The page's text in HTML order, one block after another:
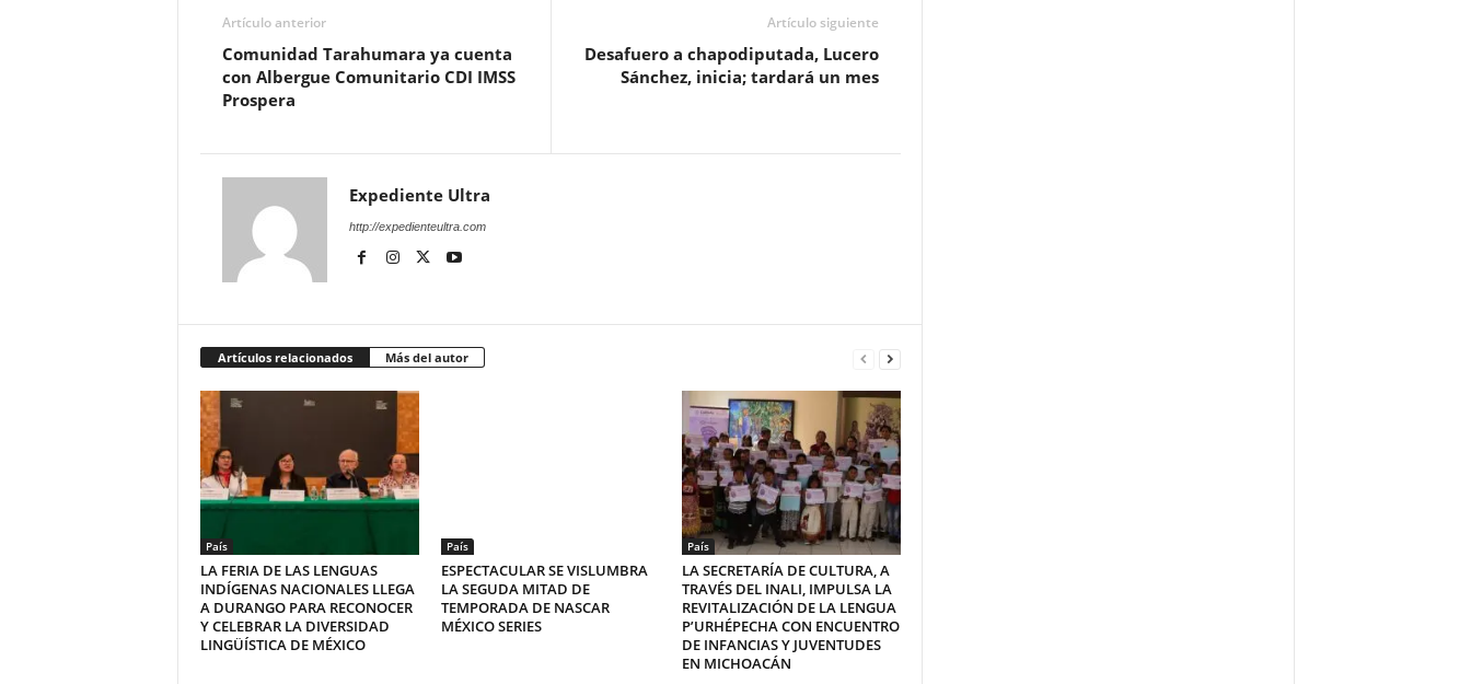
Artículo anterior
Comunidad Tarahumara ya cuenta
con Albergue Comunitario CDI IMSS
Prospera
Artículo siguiente
Desafuero a chapodiputada, Lucero
Sánchez, inicia; tardará un mes
Expediente Ultra
http://expedienteultra.com
Artículos relacionados Más del autor
País
LA FERIA DE LAS LENGUAS
INDÍGENAS NACIONALES LLEGA
A DURANGO PARA RECONOCER
Y CELEBRAR LA DIVERSIDAD
LINGÜÍSTICA DE MÉXICO
País
ESPECTACULAR SE VISLUMBRA
LA SEGUDA MITAD DE
TEMPORADA DE NASCAR
MÉXICO SERIES
País
LA SECRETARÍA DE CULTURA, A
TRAVÉS DEL INALI, IMPULSA LA
REVITALIZACIÓN DE LA LENGUA
P’URHÉPECHA CON ENCUENTRO
DE INFANCIAS Y JUVENTUDES
EN MICHOACÁN